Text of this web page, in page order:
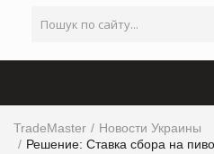
TradeMaster
Новости Украины
Решение: Ставка сбора на